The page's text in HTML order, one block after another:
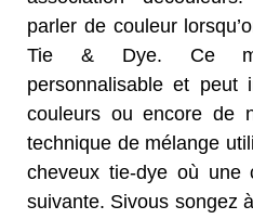
parler de couleur
Tie & Dye. Ce
personnalisable et peut
couleurs ou encore de
technique de mélange
cheveux tie-dye où une
suivante. Sivous songez